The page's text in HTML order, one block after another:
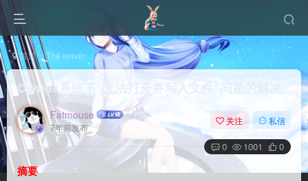
首页 The server Linux 正文
Centos系统下“无法打开并写入文件”问题的解决
Fatmouse
7年前发布
关注 私信
0 1001 0
摘要